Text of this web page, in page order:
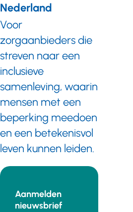
Nederland
Voor
zorgaanbieders die
streven naar een
inclusieve
samenleving, waarin
mensen met een
beperking meedoen
en een betekenisvol
leven kunnen leiden.
Aanmelden
nieuwsbrief